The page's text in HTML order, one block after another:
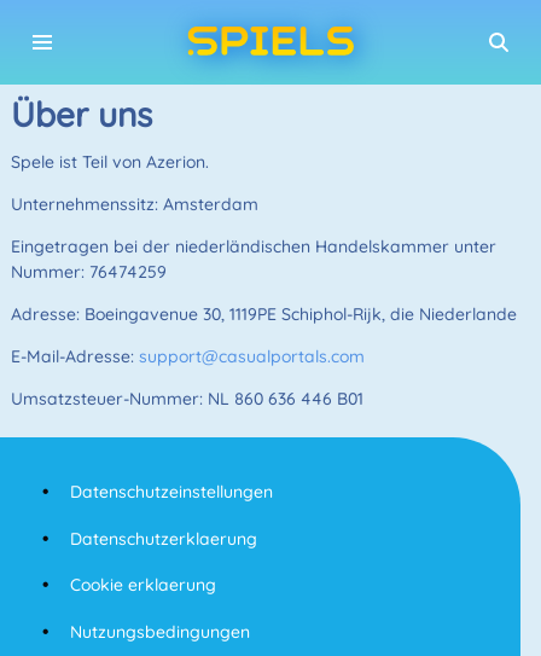
Über uns
Spele ist Teil von Azerion.
Unternehmenssitz: Amsterdam
Eingetragen bei der niederländischen Handelskammer unter
Nummer: 76474259
Adresse: Boeingavenue 30, 1119PE Schiphol-Rijk, die Niederlande
E-Mail-Adresse: support@casualportals.com
Umsatzsteuer-Nummer: NL 860 636 446 B01
Datenschutzeinstellungen
Datenschutzerklaerung
Cookie erklaerung
Nutzungsbedingungen